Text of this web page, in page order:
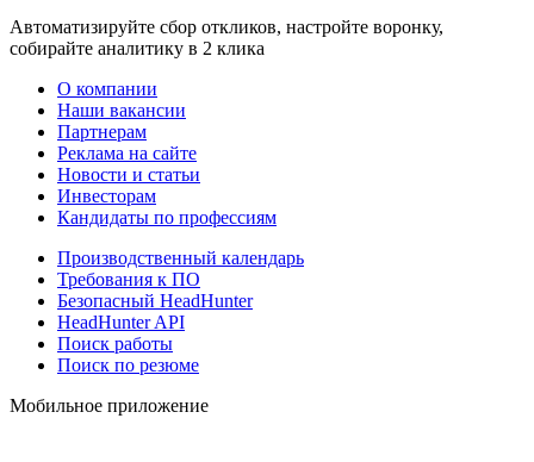
Автоматизируйте сбор откликов, настройте воронку,
собирайте аналитику в 2 клика
О компании
Наши вакансии
Партнерам
Реклама на сайте
Новости и статьи
Инвесторам
Кандидаты по профессиям
Производственный календарь
Требования к ПО
Безопасный HeadHunter
HeadHunter API
Поиск работы
Поиск по резюме
Мобильное приложение